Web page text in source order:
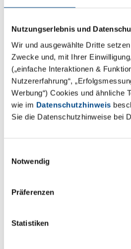
Nutzungserlebnis und
Wir und ausgewählte Dritte
Zwecke und, mit Ihrer
(„einfache Interaktionen &
Nutzererfahrung“,
Werbung“) Cookies und ähnliche
wie im Datenschutzhinweis
Sie die Datenschutzhinweise bei
Notwendig
Präferenzen
Statistiken
Karte
Filter
Ort / Plz